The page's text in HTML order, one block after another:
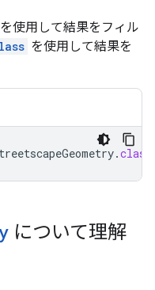
を使用して結果をフィル
を使用して結果を
.class
について理解